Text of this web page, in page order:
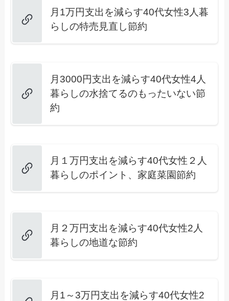
月1万円支出を減らす40代女性3人暮
らしの特売見直し節約
月3000円支出を減らす40代女性4人
暮らしの水捨てるのもったいない節
約
月１万円支出を減らす40代女性２人
暮らしのポイント、家庭菜園節約
月２万円支出を減らす40代女性2人
暮らしの地道な節約
月1～3万円支出を減らす40代女性2